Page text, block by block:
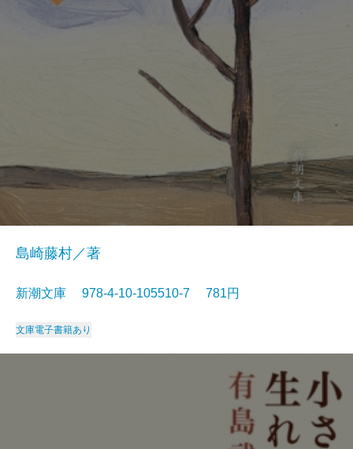
島崎藤村／著
新潮文庫 978-4-10-105510-7 781円
文庫電子書籍あり